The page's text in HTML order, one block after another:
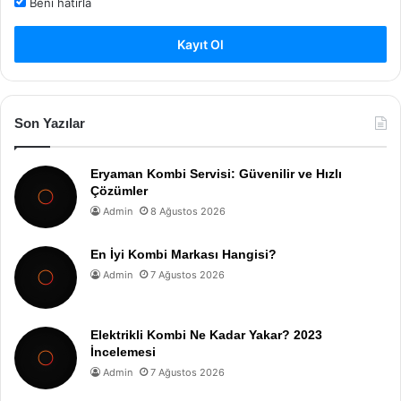
Kayıt Ol
Son Yazılar
Eryaman Kombi Servisi: Güvenilir ve Hızlı
Çözümler
Admin 8 Ağustos 2026
En İyi Kombi Markası Hangisi?
Admin 7 Ağustos 2026
Elektrikli Kombi Ne Kadar Yakar? 2023
İncelemesi
Admin 7 Ağustos 2026